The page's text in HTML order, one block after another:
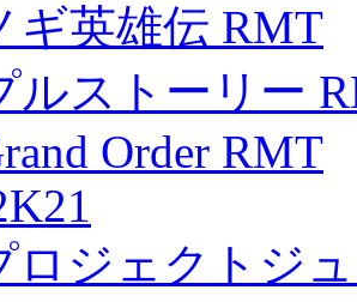
ギ英雄伝 RMT
ルストーリー
Order RMT
ロジェクトジ